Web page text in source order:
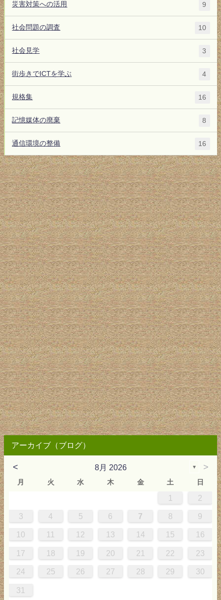
災害対策への活用 9
社会問題の調査 10
社会見学 3
街歩きでICTを学ぶ 4
規格集 16
記憶媒体の廃棄 8
通信環境の整備 16
アーカイブ（ブログ）
< 8月 2026 ▼ >
月 火 水 木 金 土 日
1 2
3 4 5 6 7 8 9
10 11 12 13 14 15 16
17 18 19 20 21 22 23
24 25 26 27 28 29 30
31